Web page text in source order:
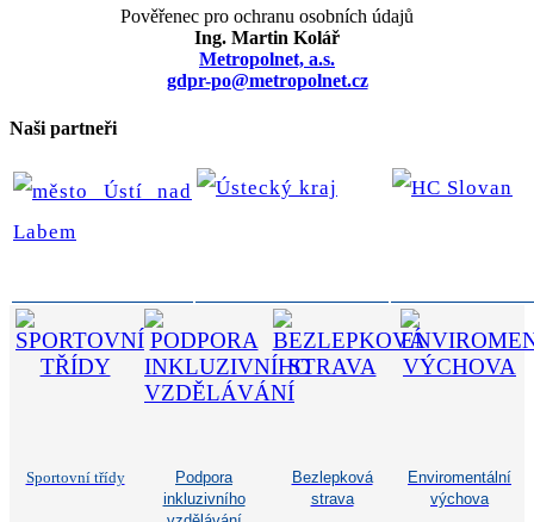
Pověřenec pro ochranu osobních údajů
Ing. Martin Kolář
Metropolnet, a.s.
gdpr-po@metropolnet.cz
Naši partneři
Sportovní třídy
Podpora
inkluzivního
Bezlepková
strava
Enviromentální
výchova